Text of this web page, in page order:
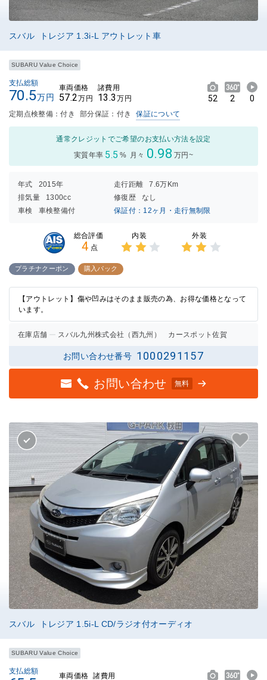
スバル トレジア 1.3i-L アウトレット車
SUBARU Value Choice
支払総額
70.5万円
車両価格
57.2万円
諸費用
13.3 万円 52 2 0
定期点検整備：付き 部分保証：付き 保証について
通常クレジットでご希望のお支払い方法を設定
実質年率 5.5 % 月々 0.98 万円~
年式 2015年 走行距離
7.6万Km
排気量
1300cc 修復歴
なし
車検
車検整備付 保証付：12ヶ月・走行無制限
総合評価
4 点
内装
2点の
外装
プラチナクーポン 購入パック
【アウトレット】傷や凹みはそのまま販売の為、お得な価格となって
います。
在庫店舗 スバル九州株式会社（西九州） カースポット佐賀
お問い合わせ番号 1000291157
お問い合わせ 無料
スバル トレジア 1.5i-L CD/ラジオ付オーディオ
SUBARU Value Choice
支払総額
車両価格 諸費用